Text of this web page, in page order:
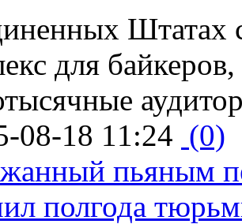
Штатах
для
08-18 11:24 (0)
пьяным
полгода